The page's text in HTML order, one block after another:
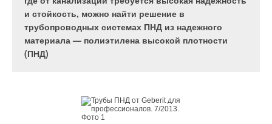
и стойкость, можно найти решение в
трубопроводных системах ПНД из надежного
материала — полиэтилена высокой плотности
(ПНД)
Аккуратный подход к